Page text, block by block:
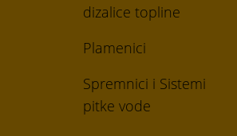
dizalice topline
Plamenici
Spremnici i Sistemi
pitke vode